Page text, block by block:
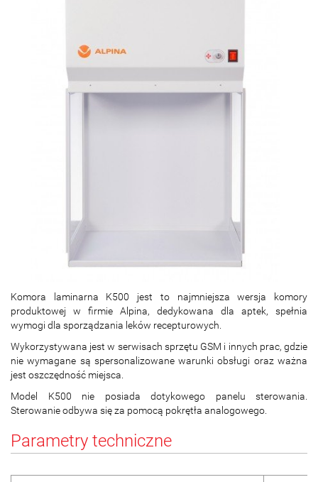
Komora laminarna K500 jest to najmniejsza wersja komory
produktowej w firmie Alpina, dedykowana dla aptek, spełnia
wymogi dla sporządzania leków recepturowych.
Wykorzystywana jest w serwisach sprzętu GSM i innych prac, gdzie
nie wymagane są spersonalizowane warunki obsługi oraz ważna
jest oszczędność miejsca.
Model K500 nie posiada dotykowego panelu sterowania.
Sterowanie odbywa się za pomocą pokrętła analogowego.
Parametry techniczne